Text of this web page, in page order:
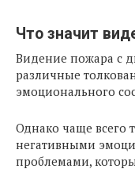
Что значит
Видение пожара с
различные
эмоционального
Однако чаще всего
негативными
проблемами,